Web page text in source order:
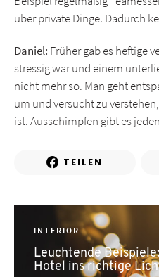
über private Dinge. Dadurch
Daniel: Früher gab es heftige
stressig war und einem
nicht mehr so. Man geht
um und versucht zu
ist. Ausschimpfen gibt es
TEILEN
INTERIOR
Leuchtende
Hotel ins richtige